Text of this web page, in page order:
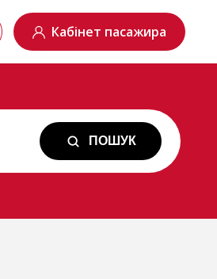
Кабінет пасажира
ПОШУК